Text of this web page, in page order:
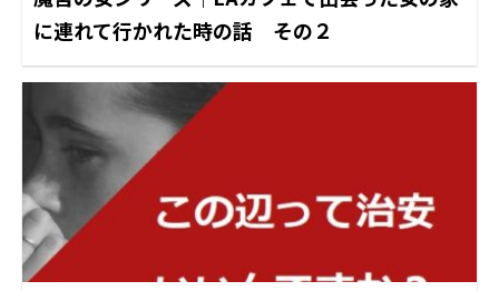
に連れて行かれた時の話 その２